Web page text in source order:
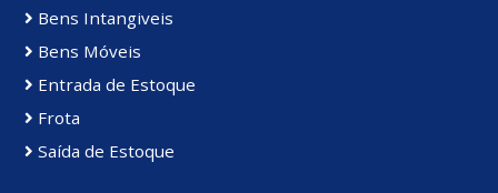
Bens Intangiveis
Bens Móveis
Entrada de Estoque
Frota
Saída de Estoque